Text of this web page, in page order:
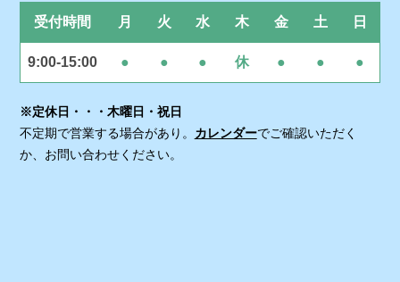
受付時間 月 火 水 木 金 土 日
9:00-15:00 ● ● ● 休 ● ● ●
※定休日・・・木曜日・祝日
不定期で営業する場合があり。 カレンダーでご確認いただく
か、お問い合わせください。